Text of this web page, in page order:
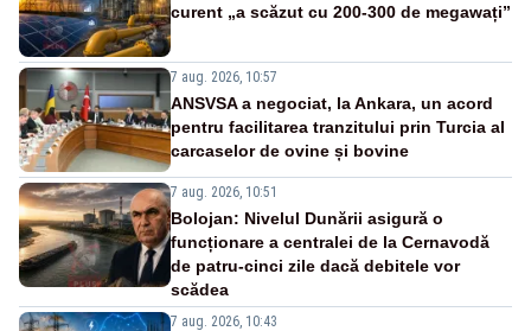
curent „a scăzut cu 200-300 de megawați”
7 aug. 2026, 10:57
ANSVSA a negociat, la Ankara, un acord
pentru facilitarea tranzitului prin Turcia al
carcaselor de ovine și bovine
7 aug. 2026, 10:51
Bolojan: Nivelul Dunării asigură o
funcționare a centralei de la Cernavodă
de patru-cinci zile dacă debitele vor
scădea
7 aug. 2026, 10:43